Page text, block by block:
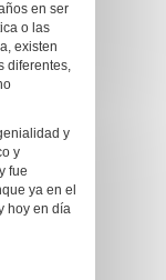
en ser
o las
existen
diferentes,
y
y
fue
ya en el
hoy en día